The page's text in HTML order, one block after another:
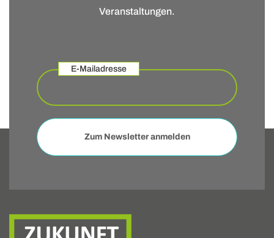
Veranstaltungen.
E-Mailadresse
Zum Newsletter anmelden